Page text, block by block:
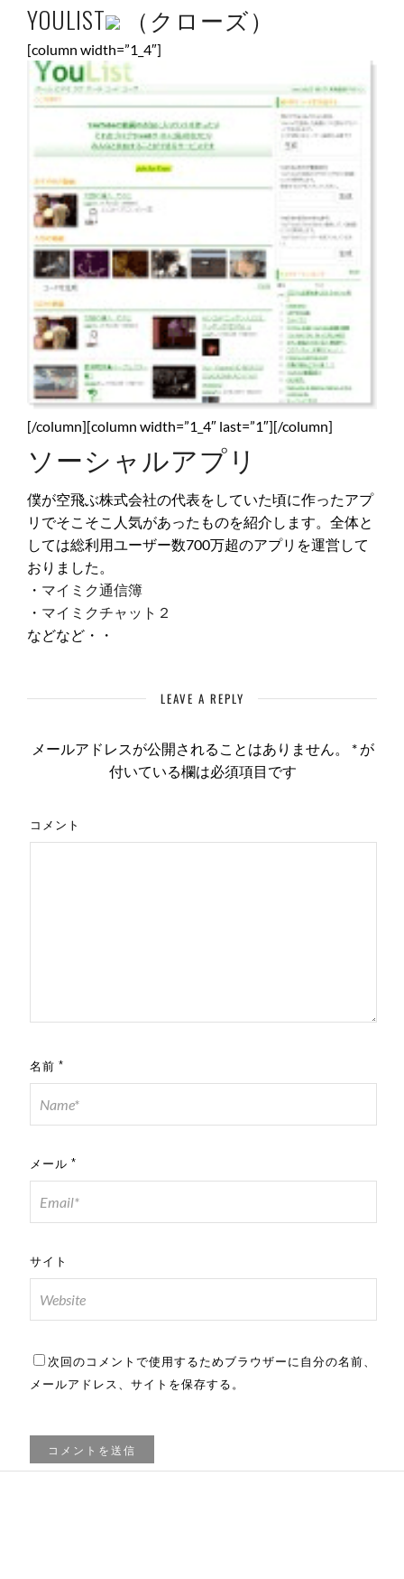
YOULIST （クローズ）
[column width=”1_4″]
[/column][column width=”1_4″ last=”1″][/column]
ソーシャルアプリ
僕が空飛ぶ株式会社の代表をしていた頃に作ったアプ
リでそこそこ人気があったものを紹介します。全体と
しては総利用ユーザー数700万超のアプリを運営して
おりました。
・ マイミク通信簿
・ マイミクチャット２
などなど・・
LEAVE A REPLY
メールアドレスが公開されることはありません。 * が
付いている欄は必須項目です
コメント
名前 *
メール *
サイト
次回のコメントで使用するためブラウザーに自分の名前、
メールアドレス、サイトを保存する。